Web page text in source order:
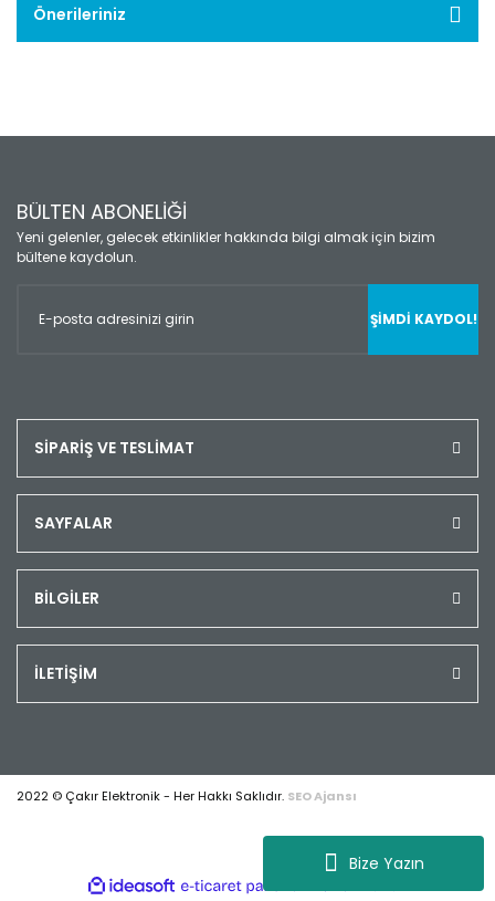
Bize Yazın
Önerileriniz
BÜLTEN ABONELİĞİ
Yeni gelenler, gelecek etkinlikler hakkında bilgi almak için bizim
bültene kaydolun.
ŞİMDİ KAYDOL!
SİPARİŞ VE TESLİMAT
SAYFALAR
BİLGİLER
İLETİŞİM
2022 © Çakır Elektronik - Her Hakkı Saklıdır. SEO Ajansı
ideasoft